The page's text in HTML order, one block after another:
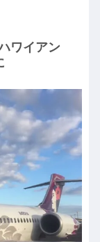
ワイアン